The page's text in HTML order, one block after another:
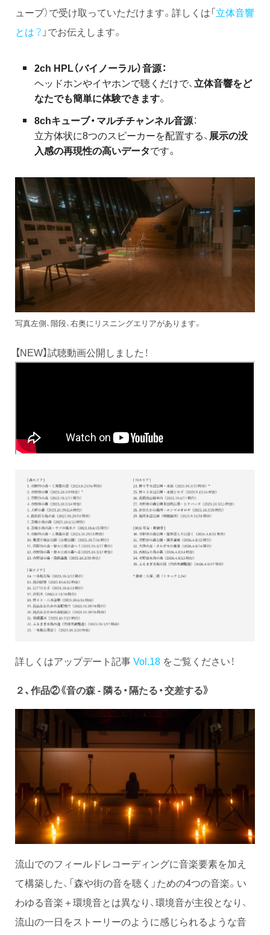
ューブ）で受け取っていただけます。詳しくは「立体音響
とは？ 」でお伝えします。
2ch HPL（バイノーラル）音源：
ヘッドホンやイヤホンで聴くだけで、立体音響をど
なたでも簡単に体験できます。
8chキューブ・マルチチャンネル音源：
立方体状に8つのスピーカーを配置する、 展示の没
入感の再現性の高いデータです。
写真左側、階段、右奥にリスニングエリアがあります。
【NEW】試聴動画公開しました！
詳しくはアップデート記事Vol.18 をご覧ください！
２、作品②《音の森 - 隣る・隔たる・交差する》
流山でのフィールドレコーディングに音楽要素を加え
て構築した、「森や街の音を聴く」ための4つの音楽。い
わゆる音楽＋環境音とは異なり、環境音が主役となり、
流山の一日をストーリーのように感じられるような音